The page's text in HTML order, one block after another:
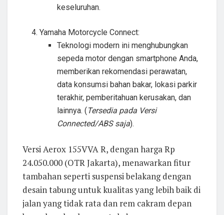
keseluruhan.
Yamaha Motorcycle Connect:
Teknologi modern ini menghubungkan
sepeda motor dengan smartphone Anda,
memberikan rekomendasi perawatan,
data konsumsi bahan bakar, lokasi parkir
terakhir, pemberitahuan kerusakan, dan
lainnya. ( Tersedia pada Versi
Connected/ABS saja).
Versi Aerox 155VVA R, dengan harga Rp
24.050.000 (OTR Jakarta), menawarkan fitur
tambahan seperti suspensi belakang dengan
desain tabung untuk kualitas yang lebih baik di
jalan yang tidak rata dan rem cakram depan